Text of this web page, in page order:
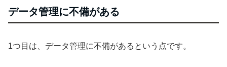
データ管理に不備がある
1つ目は、データ管理に不備があるという点です。